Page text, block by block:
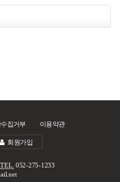
집거부 이용약관
회원가입
TEL. 052-275-1233